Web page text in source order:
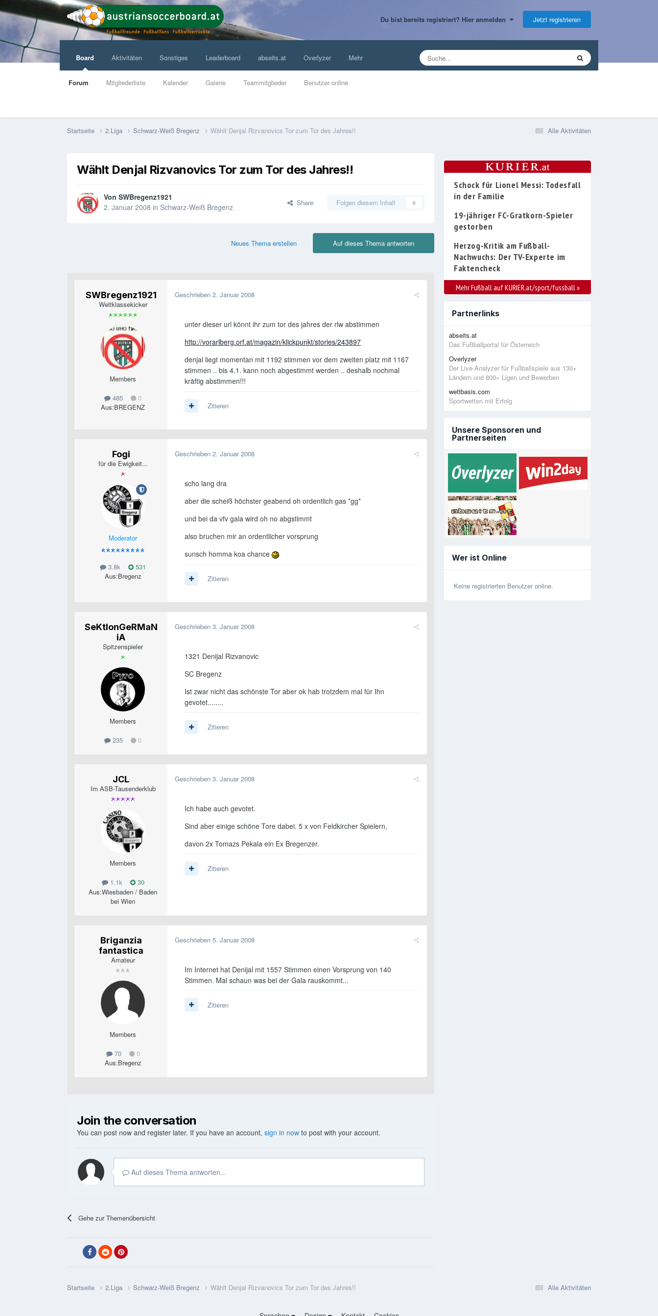
Du bist bereits registriert? Hier anmelden Jetzt registrieren
Board
Forum Mitgliederliste Kalender Galerie Teammitglieder Benutzer online
Aktivitäten Sonstiges Leaderboard abseits.at Overlyzer Mehr
Alle Aktivitäten
Startseite 2.Liga Schwarz-Weiß Bregenz Wählt Denjal Rizvanovics Tor zum Tor des Jahres!!
Wählt Denjal Rizvanovics Tor zum Tor des Jahres!!
Von SWBregenz1921
2. Januar 2008 in Schwarz-Weiß Bregenz Share Folgen diesem Inhalt 0
Auf dieses Thema antworten
Neues Thema erstellen
SWBregenz1921
Weltklassekicker
Members
485
0
Aus:BREGENZ
Geschrieben 2. Januar 2008
unter dieser url könnt ihr zum tor des jahres der rlw abstimmen
http://vorarlberg.orf.at/magazin/klickpunkt/stories/243897
denjal liegt momentan mit 1192 stimmen vor dem zweiten platz mit 1167
stimmen .. bis 4.1. kann noch abgestimmt werden .. deshalb nochmal
kräftig abstimmen!!!
Zitieren
Fogi
für die Ewigkeit...
Moderator
3.8k
531
Aus:Bregenz
Geschrieben 2. Januar 2008
scho lang dra
aber die scheiß höchster geabend oh ordentlich gas *gg*
und bei da vfv gala wird oh no abgstimmt
also bruchen mir an ordentlicher vorsprung
sunsch homma koa chance
Zitieren
SeKtIonGeRMaN
iA
Spitzenspieler
Members
235 0
Geschrieben 3. Januar 2008
1321 Denijal Rizvanovic
SC Bregenz
Ist zwar nicht das schönste Tor aber ok hab trotzdem mal für Ihn
gevotet........
Zitieren
JCL
Im ASB-Tausenderklub
Members
1.1k
30
Aus:Wiesbaden / Baden
bei Wien
Geschrieben 3. Januar 2008
Ich habe auch gevotet.
Sind aber einige schöne Tore dabei. 5 x von Feldkircher Spielern,
davon 2x Tomazs Pekala ein Ex Bregenzer.
Zitieren
Briganzia
fantastica
Amateur
Members
70
0
Aus:Bregenz
Geschrieben 5. Januar 2008
Im Internet hat Denijal mit 1557 Stimmen einen Vorsprung von 140
Stimmen. Mal schaun was bei der Gala rauskommt...
Zitieren
Join the conversation
You can post now and register later. If you have an account, sign in now to post with your account.
Auf dieses Thema antworten...
Gehe zur Themenübersicht
Schock für Lionel Messi: Todesfall
in der Familie
19-jähriger FC-Gratkorn-Spieler
gestorben
Herzog-Kritik am Fußball-
Nachwuchs: Der TV-Experte im
Faktencheck
Mehr Fußball auf KURIER.at/sport/fussball »
Partnerlinks
abseits.at
Das Fußballportal für Österreich
Overlyzer
Der Live-Analyzer für Fußballspiele aus 130+
Ländern und 800+ Ligen und Bewerben
wettbasis.com
Sportwetten mit Erfolg
Unsere Sponsoren und
Partnerseiten
Wer ist Online
Keine registrierten Benutzer online.
Alle Aktivitäten
Startseite 2.Liga Schwarz-Weiß Bregenz Wählt Denjal Rizvanovics Tor zum Tor des Jahres!!